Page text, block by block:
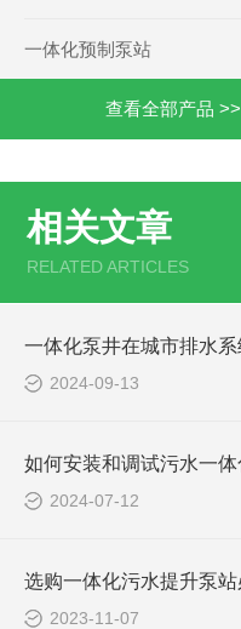
一体化预制泵站
查看全部产品 >>
相关文章
RELATED ARTICLES
2024-09-13
2024-07-12
2023-11-07